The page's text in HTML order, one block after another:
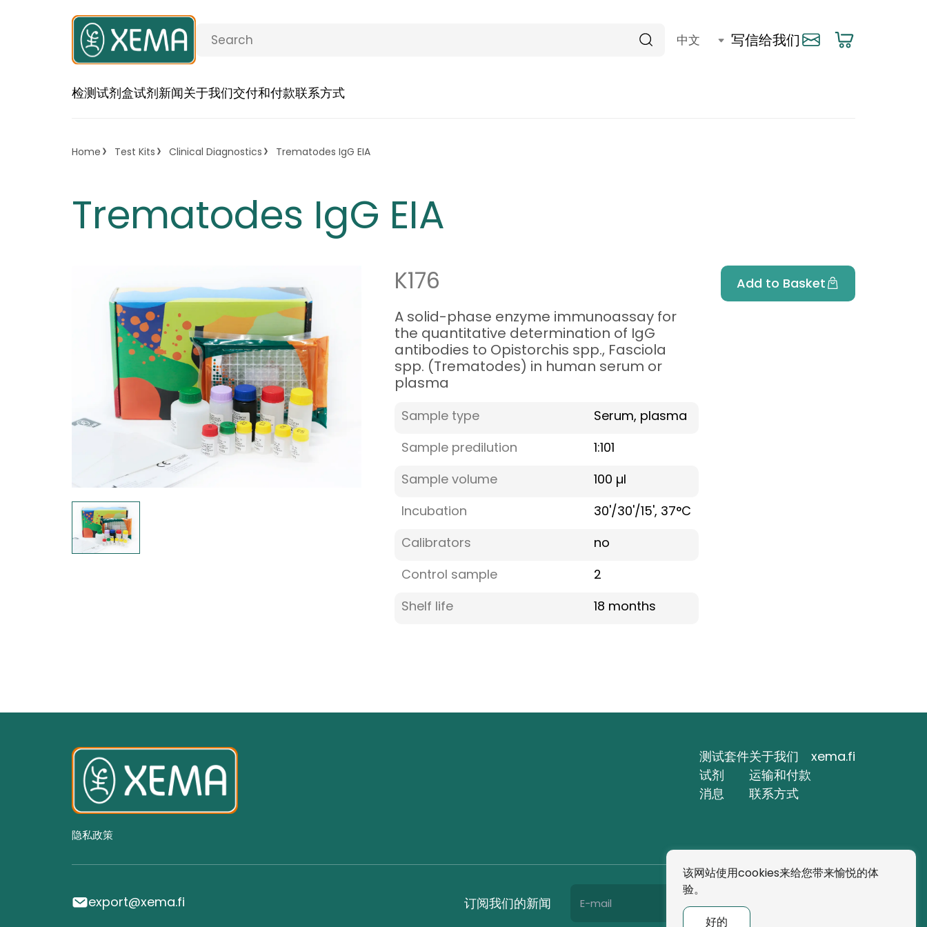
写信给我们
检测试剂盒试剂新闻关于我们交付和付款联系方式
Home Test Kits Clinical Diagnostics Trematodes IgG EIA
Trematodes IgG EIA
K176
A solid-phase enzyme immunoassay for
the quantitative determination of IgG
antibodies to Opistorchis spp., Fasciola
spp. (Trematodes) in human serum or
plasma
Add to Basket
Sample type
Serum, plasma
Sample predilution
1:101
Sample volume
100 µl
Incubation
30'/30'/15', 37°C
Calibrators
no
Control sample
2
Shelf life
18 months
隐私政策
测试套件
试剂
消息
关于我们
运输和付款
联系方式
xema.fi
export@xema.fi 订阅我们的新闻
该网站使用cookies来给您带来愉悦的体
验。
好的